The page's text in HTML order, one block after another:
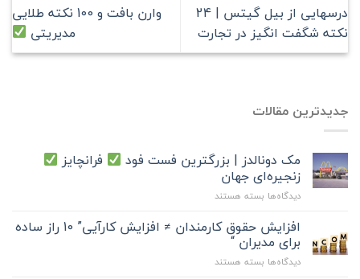
درسهایی از بیل گیتس | 24
نکته شگفت انگیز در تجارت
وارن بافت و 100 نکته طلایی
مدیریتی
جدیدترین مقالات
مک دونالدز | بزرگترین فست فود فرانچایز
زنجیره‌ای جهان
دیدگاه‌ها برای
دونالدز
|
بزرگترین
فست
بسته هستند
افزایش حقوق کارمندان ≠ افزایش کارآیی” 10 راز ساده
برای مدیران “
دیدگاه‌ها برای
بسته هستند